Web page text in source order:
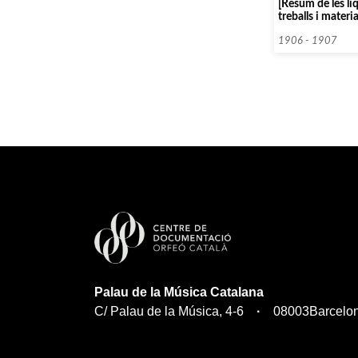
[Resum de les
treballs i
Música Catalana]
1906 - 1907
Palau de la Música Catalana
C/ Palau de la Música, 4-6
08003